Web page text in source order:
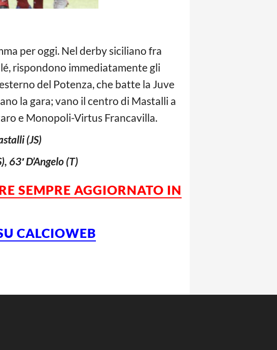
per oggi. Nel derby siciliano fra
rispondono immediatamente gli
del Potenza, che batte la Juve
la gara; vano il centro di Mastalli a
e Monopoli-Virtus Francavilla.
(JS)
63′ D’Angelo (T)
SEMPRE AGGIORNATO IN
CALCIOWEB